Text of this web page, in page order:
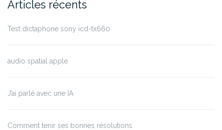
Articles récents
Test dictaphone sony icd-tx660
audio spatial apple
J’ai parlé avec une IA
Comment tenir ses bonnes résolutions